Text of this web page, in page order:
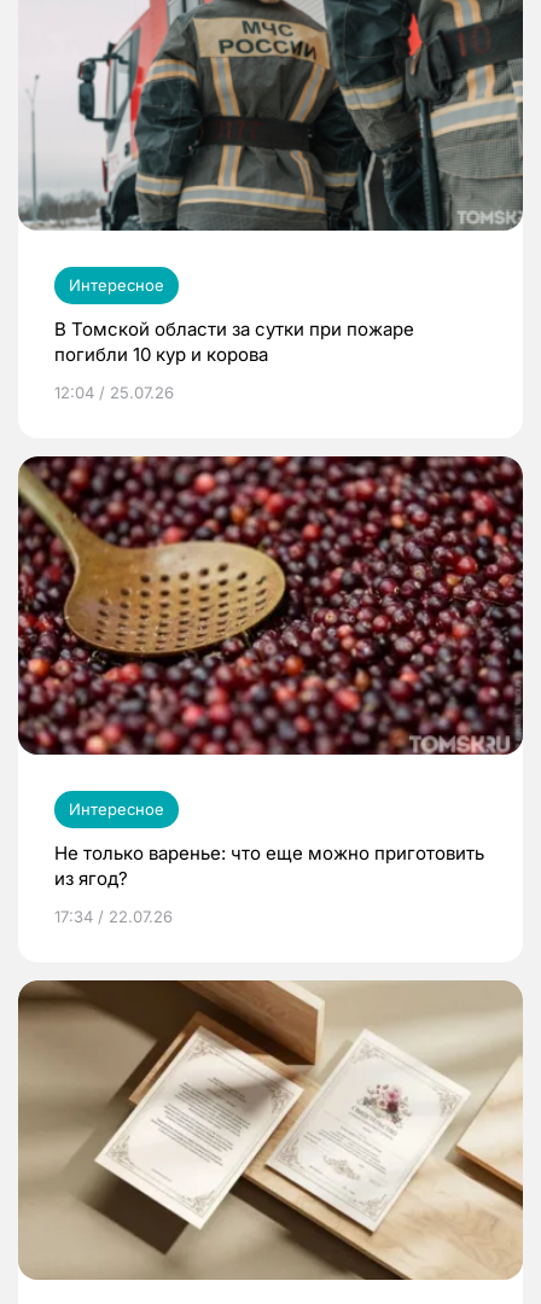
Интересное
В Томской области за сутки при пожаре
погибли 10 кур и корова
12:04 / 25.07.26
Интересное
Не только варенье: что еще можно приготовить
из ягод?
17:34 / 22.07.26